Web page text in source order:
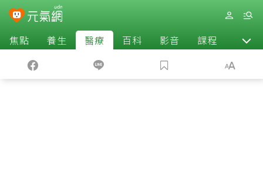
焦點 養生 醫療 百科 影音 課程 退休